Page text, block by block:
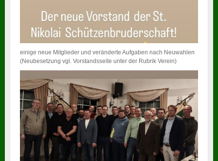
einige neue Mitglieder und veränderte Aufgaben nach Neuwahlen
(Neubesetzung vgl. Vorstandsseite unter der Rubrik Verein)